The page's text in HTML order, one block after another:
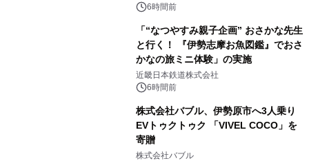
6時間前
「“なつやすみ親子企画” おさかな先生
と行く！ 『伊勢志摩お魚図鑑』でおさ
かなの旅ミニ体験」の実施
近畿日本鉄道株式会社
6時間前
株式会社バブル、伊勢原市へ3人乗り
EVトゥクトゥク 「VIVEL COCO」を
寄贈
株式会社バブル